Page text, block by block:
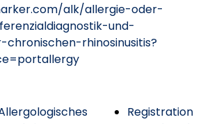
alk/allergie-oder-
und-
rhinosinusitis?
Registration